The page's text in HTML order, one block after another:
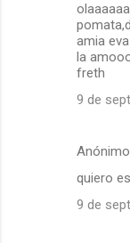
amia
la
freth
9 de
quiero
9 de